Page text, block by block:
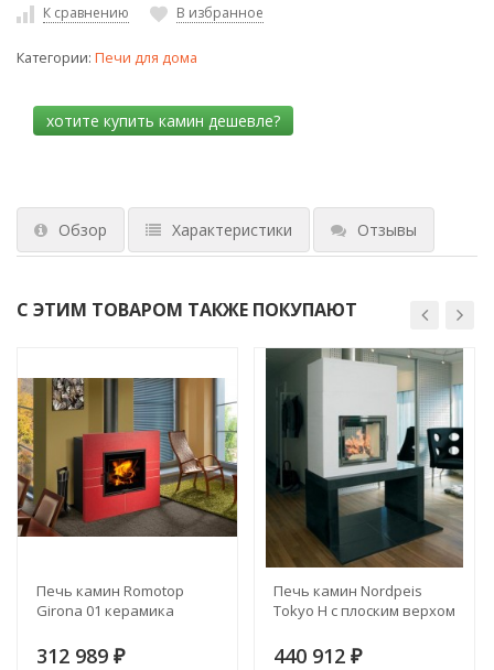
К сравнению В избранное
Категории: Печи для дома
Обзор Характеристики Отзывы
С ЭТИМ ТОВАРОМ ТАКЖЕ ПОКУПАЮТ
Печь камин Romotop
Girona 01 керамика
312 989 ₽
Печь камин Nordpeis
Tokyo H с плоским верхом
440 912 ₽